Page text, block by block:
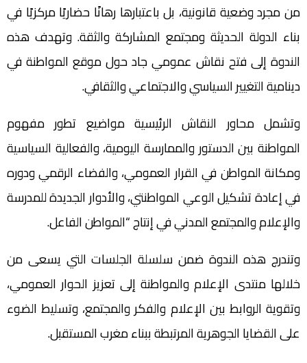
من مجرد وضعية قانونية، بل باعتبارها رهانًا حضاريًا مركزيًا في
بناء الدولة الحديثة ومجتمع المشاركة والثقة. وتهدف هذه
الندوة إلى فتح نقاش عمومي جاد حول موقع المواطنة في
دينامية التغيير السياسي والاجتماعي والثقافي.
وتشمل محاور النقاش الرئيسية مواضيع تطور مفهوم
المواطنة بين الدستور والممارسة اليومية، والفعالية السياسية
ومكانة المواطن في القرار العمومي، والفضاء الرقمي ودوره
في إعادة تشكيل الوعي المواطنتي، والأدوار الجديدة للمدرسة
والإعلام والمجتمع المدني في إنتاج “المواطن الفاعل.
وتندرج هذه الندوة ضمن سلسلة الجلسات التي يسعى من
خلالها منتدى الإعلام والمواطنة إلى تعزيز الحوار العمومي،
وتقوية الروابط بين الإعلام والفكر والمجتمع، وتسليط الضوء
على القضايا الجوهرية المرتبطة ببناء مغرب المستقبل.